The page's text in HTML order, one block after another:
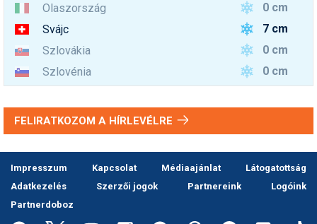
Olaszország
0 cm
Svájc
7 cm
Szlovákia
0 cm
Szlovénia
0 cm
FELIRATKOZOM A HÍRLEVÉLRE
Impresszum Kapcsolat Médiaajánlat
Látogatottság
Adatkezelés
Szerzői jogok Partnereink
Logóink
Partnerdoboz